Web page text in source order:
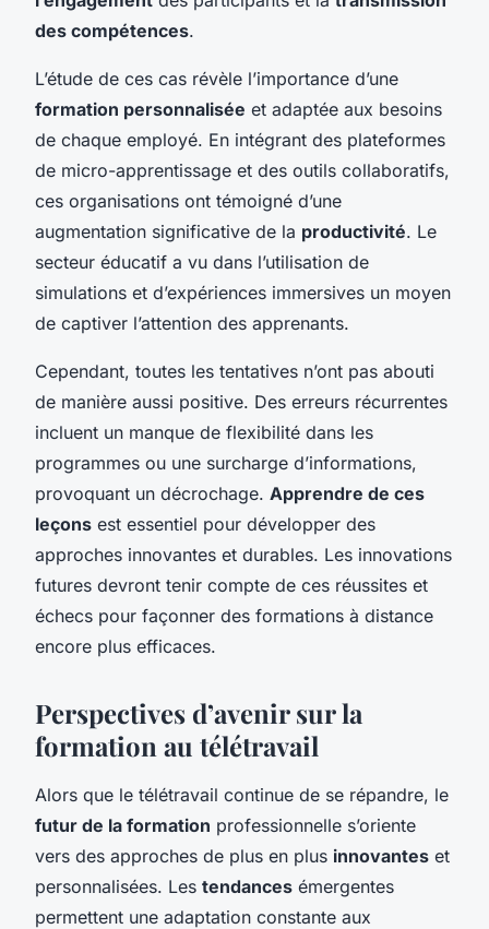
des compétences.
L’étude de ces cas révèle l’importance d’une
formation personnalisée et adaptée aux besoins
de chaque employé. En intégrant des plateformes
de micro-apprentissage et des outils collaboratifs,
ces organisations ont témoigné d’une
augmentation significative de la productivité. Le
secteur éducatif a vu dans l’utilisation de
simulations et d’expériences immersives un moyen
de captiver l’attention des apprenants.
Cependant, toutes les tentatives n’ont pas abouti
de manière aussi positive. Des erreurs récurrentes
incluent un manque de flexibilité dans les
programmes ou une surcharge d’informations,
provoquant un décrochage. Apprendre de ces
leçons est essentiel pour développer des
approches innovantes et durables. Les innovations
futures devront tenir compte de ces réussites et
échecs pour façonner des formations à distance
encore plus efficaces.
Perspectives d’avenir sur la
formation au télétravail
Alors que le télétravail continue de se répandre, le
futur de la formation professionnelle s’oriente
vers des approches de plus en plus innovantes et
personnalisées. Les tendances émergentes
permettent une adaptation constante aux